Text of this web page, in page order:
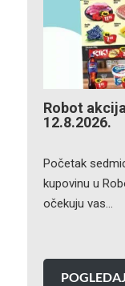
Robot
12.8.2026.
Početak
kupovinu u
očekuju vas…
POGLEDAJ